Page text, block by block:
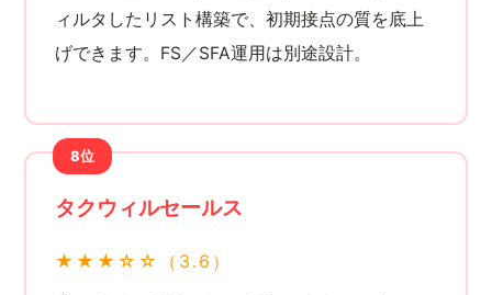
ィルタしたリスト構築で、初期接点の質を底上
げできます。FS／SFA運用は別途設計。
8位
タクウィルセールス
★★★☆☆（3.6）